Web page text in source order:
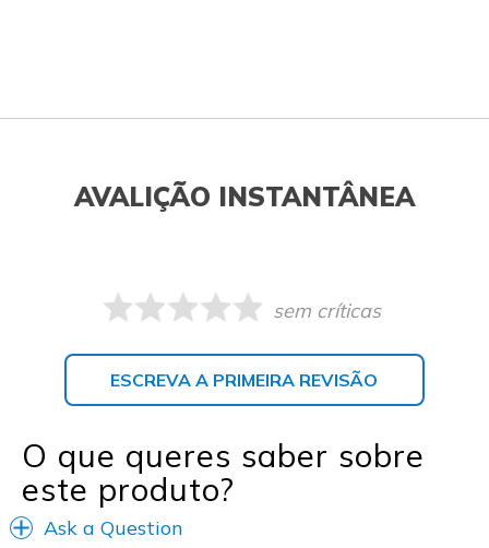
AVALIÇÃO INSTANTÂNEA
sem críticas
ESCREVA A PRIMEIRA REVISÃO
O que queres saber sobre
este produto?
Ask a Question